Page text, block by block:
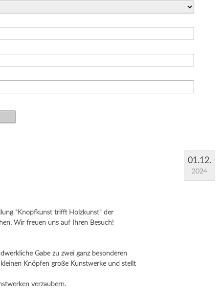
01.12.
2024
"Knopfkunst trifft Holzkunst" der
Wir freuen uns auf Ihren Besuch!
Gabe zu zwei ganz besonderen
Knöpfen große Kunstwerke und stellt
verzaubern.